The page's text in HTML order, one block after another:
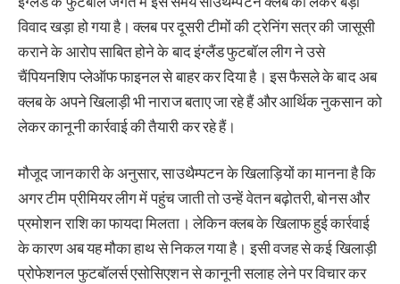
विवाद खड़ा हो गया है। क्लब पर दूसरी टीमों की ट्रेनिंग सत्र की जासूसी
कराने के आरोप साबित होने के बाद इंग्लैंड फुटबॉल लीग ने उसे
चैंपियनशिप प्लेऑफ फाइनल से बाहर कर दिया है। इस फैसले के बाद अब
क्लब के अपने खिलाड़ी भी नाराज बताए जा रहे हैं और आर्थिक नुकसान को
लेकर कानूनी कार्रवाई की तैयारी कर रहे हैं।
मौजूद जानकारी के अनुसार, साउथैम्पटन के खिलाड़ियों का मानना है कि
अगर टीम प्रीमियर लीग में पहुंच जाती तो उन्हें वेतन बढ़ोतरी, बोनस और
प्रमोशन राशि का फायदा मिलता। लेकिन क्लब के खिलाफ हुई कार्रवाई
के कारण अब यह मौका हाथ से निकल गया है। इसी वजह से कई खिलाड़ी
प्रोफेशनल फुटबॉलर्स एसोसिएशन से कानूनी सलाह लेने पर विचार कर